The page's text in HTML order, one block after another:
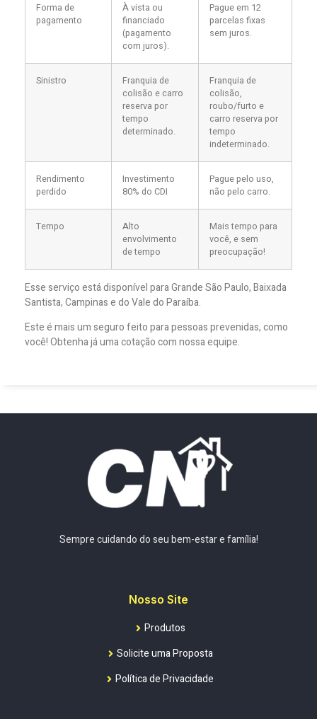
Forma de
pagamento
À vista ou
financiado
(pagamento
com juros).
Pague em 12
parcelas fixas
sem juros.
Sinistro
Franquia de
colisão e carro
reserva por
tempo
determinado.
Franquia de
colisão,
roubo/furto e
carro reserva por
tempo
indeterminado.
Rendimento
perdido
Investimento
80% do CDI
Pague pelo uso,
não pelo carro.
Tempo
Alto
envolvimento
de tempo
Mais tempo para
você, e sem
preocupação!
Esse serviço está disponível para Grande São Paulo, Baixada
Santista, Campinas e do Vale do Paraíba.
Este é mais um seguro feito para pessoas prevenidas, como
você! Obtenha já uma cotação com nossa equipe.
Sempre cuidando do seu bem-estar e família!
Nosso Site
Produtos
Solicite uma Proposta
Política de Privacidade